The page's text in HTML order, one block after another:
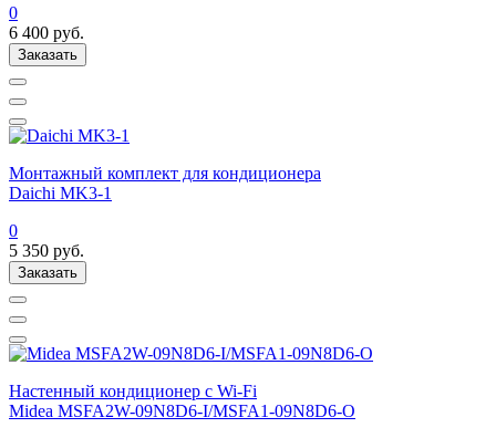
0
6 400 руб.
Заказать
Монтажный комплект для кондиционера
Daichi MK3-1
0
5 350 руб.
Заказать
Настенный кондиционер с Wi-Fi
Midea MSFA2W-09N8D6-I/MSFA1-09N8D6-O